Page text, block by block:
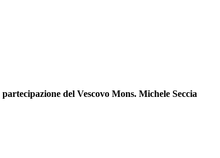
partecipazione del Vescovo Mons. Michele Seccia